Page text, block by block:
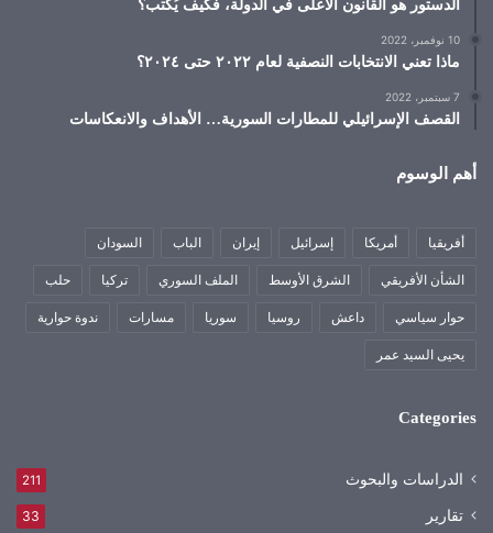
الدستور هو القانون الأعلى في الدولة، فكيف يُكتب؟
10 نوفمبر، 2022
ماذا تعني الانتخابات النصفية لعام ٢٠٢٢ حتى ٢٠٢٤؟
7 سبتمبر، 2022
القصف الإسرائيلي للمطارات السورية… الأهداف والانعكاسات
أهم الوسوم
أفريقيا أمريكا إسرائيل إيران الباب السودان
الشأن الأفريقي الشرق الأوسط الملف السوري تركيا حلب
حوار سياسي داعش روسيا سوريا مسارات ندوة حوارية
يحيى السيد عمر
Categories
الدراسات والبحوث 211
تقارير 33